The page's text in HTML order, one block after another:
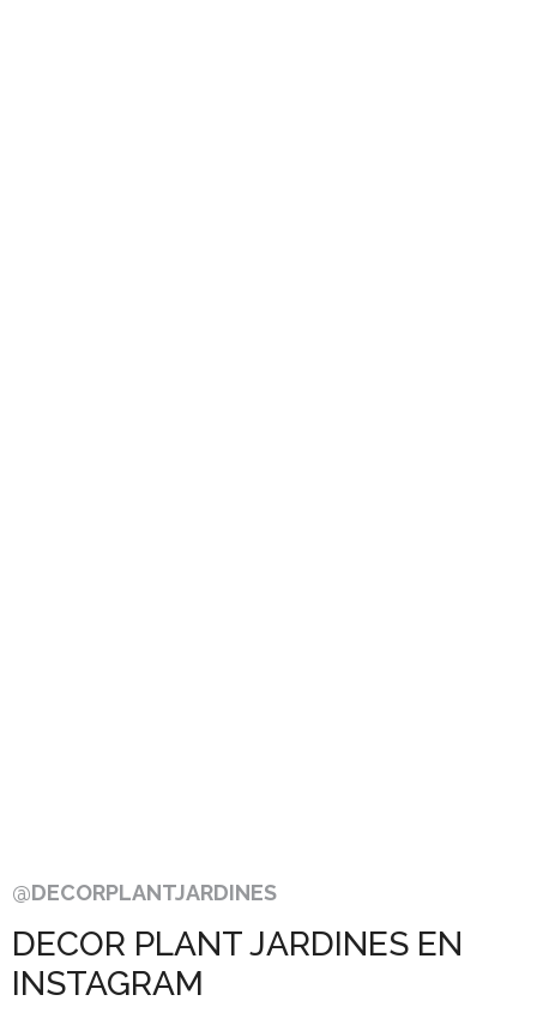
@DECORPLANTJARDINES
DECOR PLANT JARDINES EN
INSTAGRAM